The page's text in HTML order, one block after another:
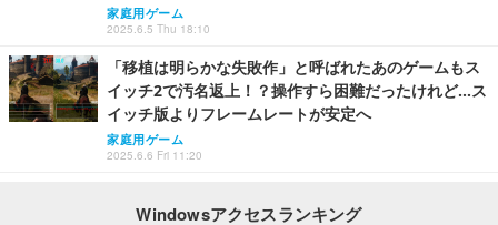
家庭用ゲーム
2025.6.5 Thu 18:10
「移植は明らかな失敗作」と呼ばれたあのゲームもス
イッチ2で汚名返上！？操作すら困難だったけれど…ス
イッチ版よりフレームレートが安定へ
家庭用ゲーム
2025.6.6 Fri 11:20
Windowsアクセスランキング